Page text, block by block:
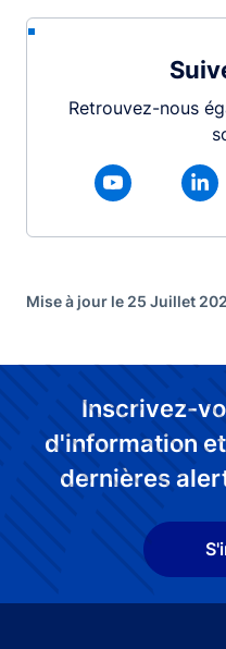
Retrouvez-nous
Mise à jour le 25 Juillet
Inscrivez-
d'information
dernières